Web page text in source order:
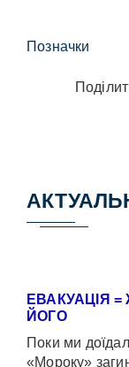
Позначки
ЕВАКУАЦІЯ
ЙОГО
Поки ми
«Мороку»